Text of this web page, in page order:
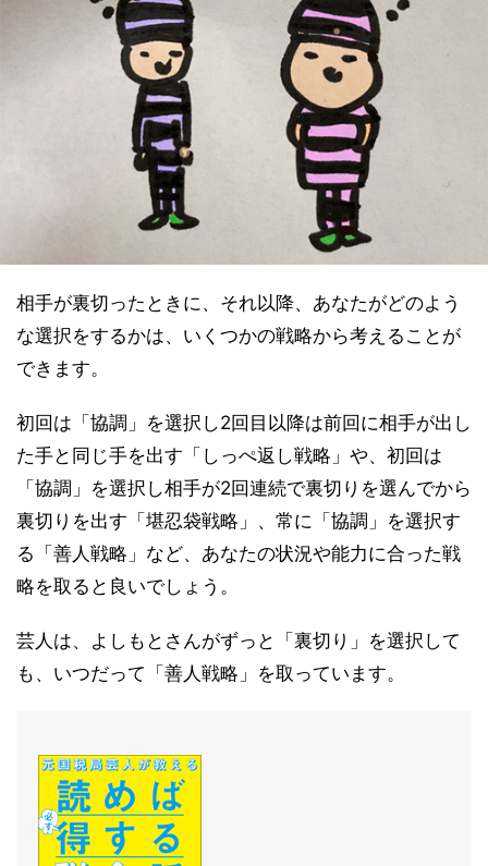
相手が裏切ったときに、それ以降、あなたがどのよう
な選択をするかは、いくつかの戦略から考えることが
できます。
初回は「協調」を選択し2回目以降は前回に相手が出し
た手と同じ手を出す「しっぺ返し戦略」や、初回は
「協調」を選択し相手が2回連続で裏切りを選んでから
裏切りを出す「堪忍袋戦略」、常に「協調」を選択す
る「善人戦略」など、あなたの状況や能力に合った戦
略を取ると良いでしょう。
芸人は、よしもとさんがずっと「裏切り」を選択して
も、いつだって「善人戦略」を取っています。